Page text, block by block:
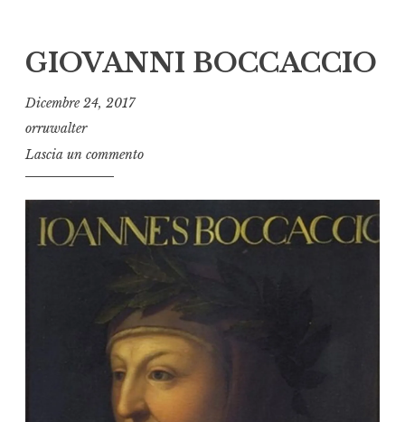
GIOVANNI BOCCACCIO
Dicembre 24, 2017
orruwalter
Lascia un commento